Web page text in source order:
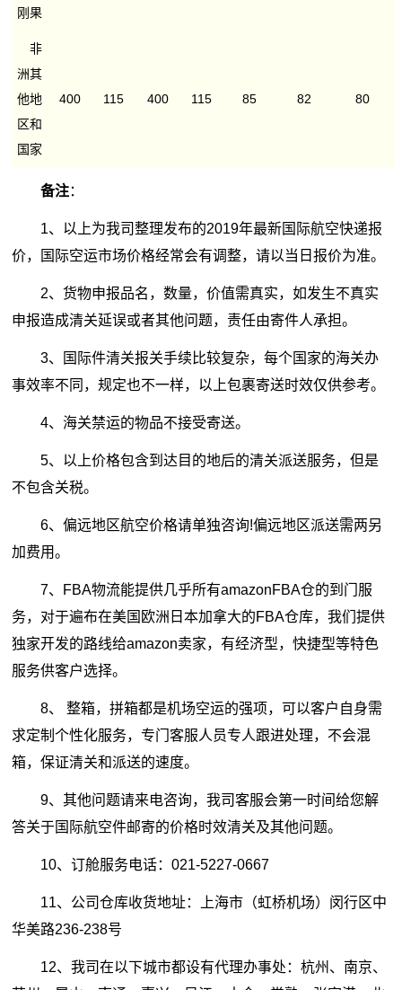
刚果
非
洲其
他地
区和
国家
400 115 400 115 85 82 80
备注：
1、以上为我司整理发布的2019年最新国际航空快递报
价，国际空运市场价格经常会有调整，请以当日报价为准。
2、货物申报品名，数量，价值需真实，如发生不真实
申报造成清关延误或者其他问题，责任由寄件人承担。
3、国际件清关报关手续比较复杂，每个国家的海关办
事效率不同，规定也不一样，以上包裹寄送时效仅供参考。
4、海关禁运的物品不接受寄送。
5、以上价格包含到达目的地后的清关派送服务，但是
不包含关税。
6、偏远地区航空价格请单独咨询!偏远地区派送需两另
加费用。
7、FBA物流能提供几乎所有amazonFBA仓的到门服
务，对于遍布在美国欧洲日本加拿大的FBA仓库，我们提供
独家开发的路线给amazon卖家，有经济型，快捷型等特色
服务供客户选择。
8、 整箱，拼箱都是机场空运的强项，可以客户自身需
求定制个性化服务，专门客服人员专人跟进处理，不会混
箱，保证清关和派送的速度。
9、其他问题请来电咨询，我司客服会第一时间给您解
答关于国际航空件邮寄的价格时效清关及其他问题。
10、订舱服务电话：021-5227-0667
11、公司仓库收货地址：上海市（虹桥机场）闵行区中
华美路236-238号
12、我司在以下城市都设有代理办事处：杭州、南京、